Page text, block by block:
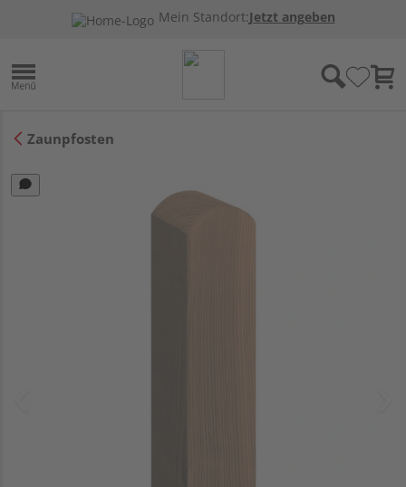
Mein Standort:Jetzt angeben
Zaunpfosten